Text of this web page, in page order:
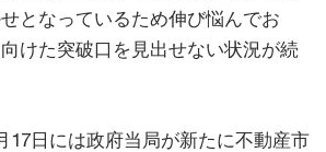
となっているため伸び悩んでお
けた突破口を見出せない状況が続
17日には政府当局が新たに不動産市